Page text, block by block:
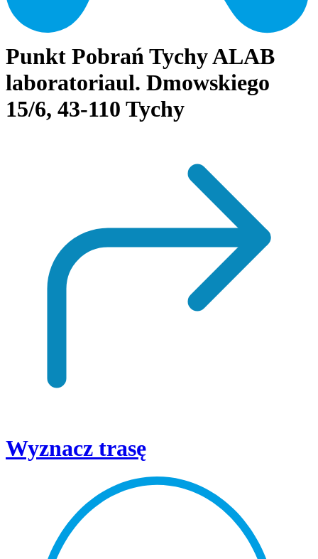
Punkt Pobrań Tychy ALAB
laboratoriaul. Dmowskiego
15/6, 43-110 Tychy
Wyznacz trasę